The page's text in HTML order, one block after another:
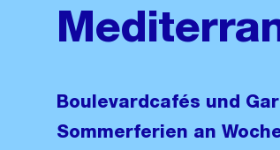
Boulevardcafés und
Sommerferien an